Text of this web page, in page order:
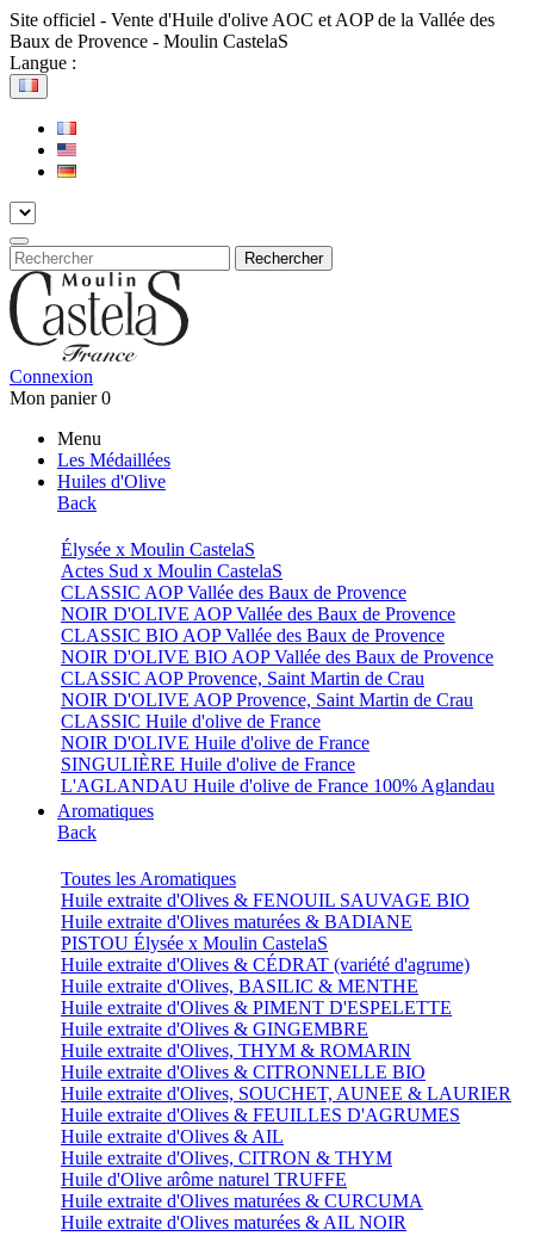
Site officiel - Vente d'Huile d'olive AOC et AOP de la Vallée des
Baux de Provence - Moulin CastelaS
Langue :
Rechercher
Connexion
Mon panier 0
Menu
Les Médaillées
Huiles d'Olive
Back
Élysée x Moulin CastelaS
Actes Sud x Moulin CastelaS
CLASSIC AOP Vallée des Baux de Provence
NOIR D'OLIVE AOP Vallée des Baux de Provence
CLASSIC BIO AOP Vallée des Baux de Provence
NOIR D'OLIVE BIO AOP Vallée des Baux de Provence
CLASSIC AOP Provence, Saint Martin de Crau
NOIR D'OLIVE AOP Provence, Saint Martin de Crau
CLASSIC Huile d'olive de France
NOIR D'OLIVE Huile d'olive de France
SINGULIÈRE Huile d'olive de France
L'AGLANDAU Huile d'olive de France 100% Aglandau
Aromatiques
Back
Toutes les Aromatiques
Huile extraite d'Olives & FENOUIL SAUVAGE BIO
Huile extraite d'Olives maturées & BADIANE
PISTOU Élysée x Moulin CastelaS
Huile extraite d'Olives & CÉDRAT (variété d'agrume)
Huile extraite d'Olives, BASILIC & MENTHE
Huile extraite d'Olives & PIMENT D'ESPELETTE
Huile extraite d'Olives & GINGEMBRE
Huile extraite d'Olives, THYM & ROMARIN
Huile extraite d'Olives & CITRONNELLE BIO
Huile extraite d'Olives, SOUCHET, AUNEE & LAURIER
Huile extraite d'Olives & FEUILLES D'AGRUMES
Huile extraite d'Olives & AIL
Huile extraite d'Olives, CITRON & THYM
Huile d'Olive arôme naturel TRUFFE
Huile extraite d'Olives maturées & CURCUMA
Huile extraite d'Olives maturées & AIL NOIR